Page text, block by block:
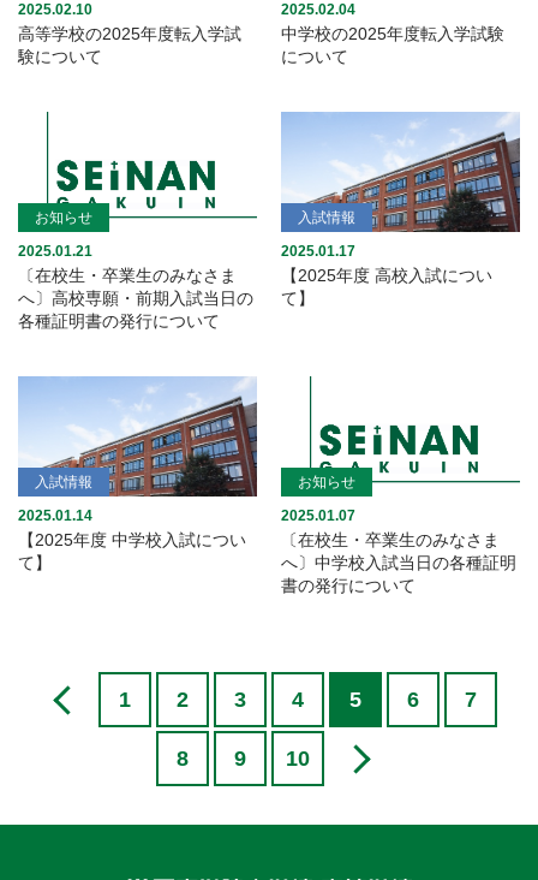
2025.02.10
高等学校の2025年度転入学試
験について
2025.02.04
中学校の2025年度転入学試験
について
お知らせ
2025.01.21
〔在校生・卒業生のみなさま
へ〕高校専願・前期入試当日の
各種証明書の発行について
入試情報
2025.01.17
【2025年度 高校入試につい
て】
入試情報
2025.01.14
【2025年度 中学校入試につい
て】
お知らせ
2025.01.07
〔在校生・卒業生のみなさま
へ〕中学校入試当日の各種証明
書の発行について
1 2 3 4 5 6 7
8 9 10